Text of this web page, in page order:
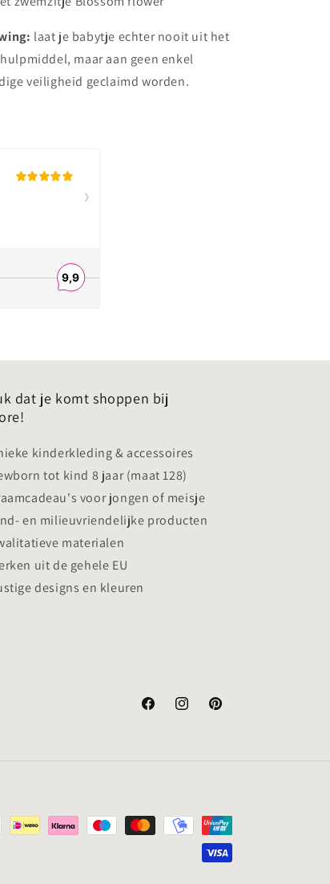
laat je babytje echter nooit uit het
maar aan geen enkel
veiligheid geclaimd worden.
dat je komt shoppen bij
kinderkleding & accessoires
tot kind 8 jaar (maat 128)
voor jongen of meisje
en milieuvriendelijke producten
materialen
uit de gehele EU
designs en kleuren
FacebookInstagramPinterest